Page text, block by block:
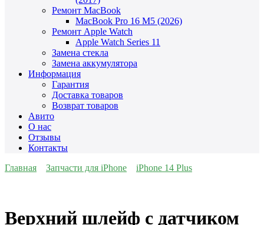
Ремонт MacBook
MacBook Pro 16 M5 (2026)
Ремонт Apple Watch
Apple Watch Series 11
Замена стекла
Замена аккумулятора
Информация
Гарантия
Доставка товаров
Возврат товаров
Авито
О нас
Отзывы
Контакты
Главная
Запчасти для iPhone iPhone 14 Plus
Верхний шлейф с датчиком